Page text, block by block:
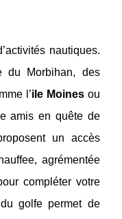
nautiques.
Morbihan, des
l’ile Moinesou
amis en quête de
un accès
agrémentée
compléter votre
golfe permet de